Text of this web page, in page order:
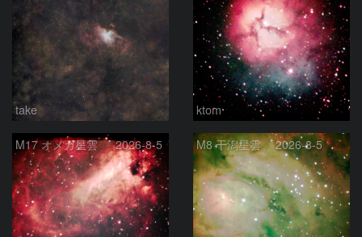
take ktom
M17 オメガ星雲 2026-8-5 M8 干潟星雲 2026-8-5